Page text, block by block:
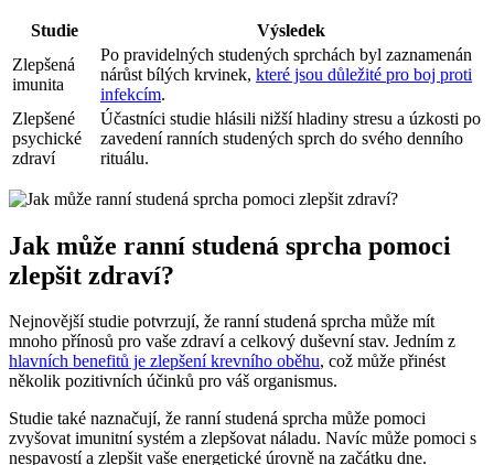
Studie
Výsledek
Zlepšená
imunita
Po pravidelných studených sprchách byl zaznamenán
nárůst bílých krvinek, které jsou důležité pro boj proti
infekcím.
Zlepšené
psychické
zdraví
Účastníci studie hlásili nižší hladiny stresu a úzkosti po
zavedení ranních studených sprch do svého denního
rituálu.
Jak může ranní studená sprcha pomoci
zlepšit zdraví?
Nejnovější studie potvrzují, že ranní studená sprcha může mít
mnoho přínosů pro vaše zdraví a celkový duševní stav. Jedním z
hlavních benefitů je zlepšení krevního oběhu, což může přinést
několik pozitivních účinků pro váš organismus.
Studie také naznačují, že ranní studená sprcha může pomoci
zvyšovat imunitní systém a zlepšovat náladu. Navíc může pomoci s
nespavostí a zlepšit vaše energetické úrovně na začátku dne.